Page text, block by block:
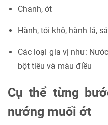
Chanh, ớt
Hành, tỏi khô, hành lá,
Các loại gia vị như:
bột tiêu và màu điều
Cụ thể từng
nướng muối ớt